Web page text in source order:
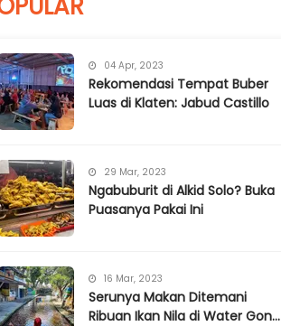
04 Apr, 2023
Rekomendasi Tempat Buber
Luas di Klaten: Jabud Castillo
29 Mar, 2023
Ngabuburit di Alkid Solo? Buka
Puasanya Pakai Ini
16 Mar, 2023
Serunya Makan Ditemani
Ribuan Ikan Nila di Water Gong